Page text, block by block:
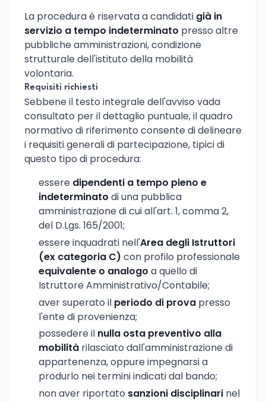
La procedura è riservata a candidati già in
servizio a tempo indeterminato presso altre
pubbliche amministrazioni, condizione
strutturale dell'istituto della mobilità
volontaria.
Requisiti richiesti
Sebbene il testo integrale dell'avviso vada
consultato per il dettaglio puntuale, il quadro
normativo di riferimento consente di delineare
i requisiti generali di partecipazione, tipici di
questo tipo di procedura:
essere dipendenti a tempo pieno e
indeterminato di una pubblica
amministrazione di cui all'art. 1, comma 2,
del D.Lgs. 165/2001;
essere inquadrati nell'Area degli Istruttori
(ex categoria C) con profilo professionale
equivalente o analogo a quello di
Istruttore Amministrativo/Contabile;
aver superato il periodo di prova presso
l'ente di provenienza;
possedere il nulla osta preventivo alla
mobilità rilasciato dall'amministrazione di
appartenenza, oppure impegnarsi a
produrlo nei termini indicati dal bando;
non aver riportato sanzioni disciplinari nel